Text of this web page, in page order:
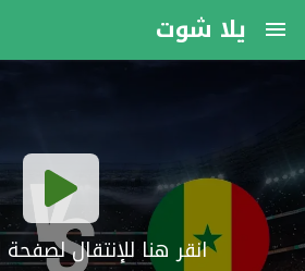
يلا شوت
انقر هنا للإنتقال